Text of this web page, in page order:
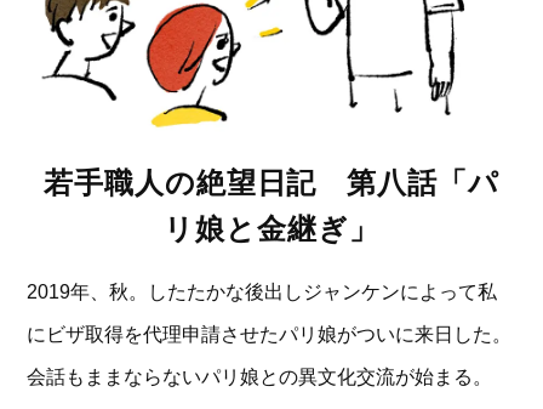
若手職人の絶望日記 第八話「パ
リ娘と金継ぎ」
2019年、秋。したたかな後出しジャンケンによって私
にビザ取得を代理申請させたパリ娘がついに来日した。
会話もままならないパリ娘との異文化交流が始まる。